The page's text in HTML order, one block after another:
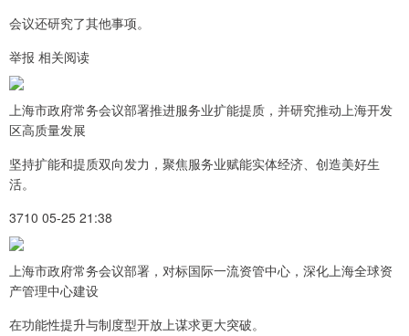
会议还研究了其他事项。
举报 相关阅读
上海市政府常务会议部署推进服务业扩能提质，并研究推动上海开发
区高质量发展
坚持扩能和提质双向发力，聚焦服务业赋能实体经济、创造美好生
活。
3710 05-25 21:38
上海市政府常务会议部署，对标国际一流资管中心，深化上海全球资
产管理中心建设
在功能性提升与制度型开放上谋求更大突破。